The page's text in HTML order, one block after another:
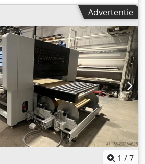
bestaande uit: 1. Transportband
3.630 mm 3.
rollen 2.000 mm - Totale lengte:
links Pos. 1 Transportband: -
Type: Transportband AL - Bouwjaar:
- 5 m/min. - Max. belasting: 15
- Motorvermogen: 0,5 kW -
Pos. 2 Spuitmachine:
gebruikt met een
of een papierbandsysteem! -
VENSPRAY Smart - Bouwjaar
mm - Werkh hoogte 920 mm + -
links - Geschikt voor oplosmiddel-
- Prijs voor gereviseerde
Advertentie
1 /7